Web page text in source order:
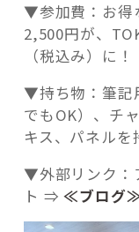
▼参加費：お得
2,500円が、
（税込み）に！
▼持ち物：筆記
でもOK）、チ
キス、パネルを
▼外部リンク：
ト ⇒≪ブログ